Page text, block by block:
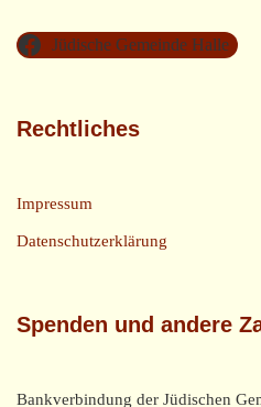
Jüdische Gemeinde Halle
Rechtliches
Impressum
Datenschutzerklärung
Spenden und andere
Bankverbindung der Jüdischen